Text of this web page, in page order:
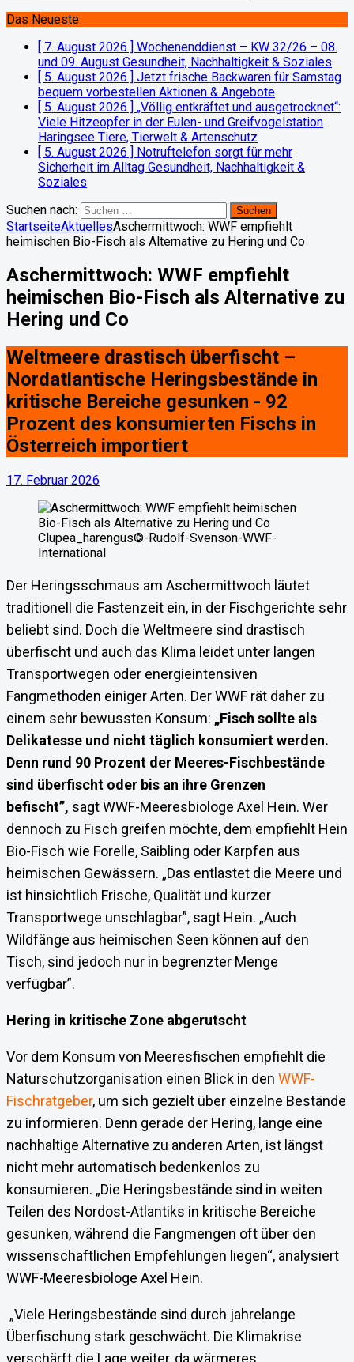
Das Neueste
[ 7. August 2026 ] Wochenenddienst – KW 32/26 – 08.
und 09. August Gesundheit, Nachhaltigkeit & Soziales
[ 5. August 2026 ] Jetzt frische Backwaren für Samstag
bequem vorbestellen Aktionen & Angebote
[ 5. August 2026 ] „Völlig entkräftet und ausgetrocknet“:
Viele Hitzeopfer in der Eulen- und Greifvogelstation
Haringsee Tiere, Tierwelt & Artenschutz
[ 5. August 2026 ] Notruftelefon sorgt für mehr
Sicherheit im Alltag Gesundheit, Nachhaltigkeit &
Soziales
Suchen nach:
StartseiteAktuellesAschermittwoch: WWF empfiehlt
heimischen Bio-Fisch als Alternative zu Hering und Co
Aschermittwoch: WWF empfiehlt
heimischen Bio-Fisch als Alternative zu
Hering und Co
Weltmeere drastisch überfischt –
Nordatlantische Heringsbestände in
kritische Bereiche gesunken - 92
Prozent des konsumierten Fischs in
Österreich importiert
17. Februar 2026
Clupea_harengus©-Rudolf-Svenson-WWF-
International
Der Heringsschmaus am Aschermittwoch läutet
traditionell die Fastenzeit ein, in der Fischgerichte sehr
beliebt sind. Doch die Weltmeere sind drastisch
überfischt und auch das Klima leidet unter langen
Transportwegen oder energieintensiven
Fangmethoden einiger Arten. Der WWF rät daher zu
einem sehr bewussten Konsum: „Fisch sollte als
Delikatesse und nicht täglich konsumiert werden.
Denn rund 90 Prozent der Meeres-Fischbestände
sind überfischt oder bis an ihre Grenzen
befischt”, sagt WWF-Meeresbiologe Axel Hein. Wer
dennoch zu Fisch greifen möchte, dem empfiehlt Hein
Bio-Fisch wie Forelle, Saibling oder Karpfen aus
heimischen Gewässern. „Das entlastet die Meere und
ist hinsichtlich Frische, Qualität und kurzer
Transportwege unschlagbar”, sagt Hein. „Auch
Wildfänge aus heimischen Seen können auf den
Tisch, sind jedoch nur in begrenzter Menge
verfügbar”.
Hering in kritische Zone abgerutscht
Vor dem Konsum von Meeresfischen empfiehlt die
Naturschutzorganisation einen Blick in den WWF-
Fischratgeber, um sich gezielt über einzelne Bestände
zu informieren. Denn gerade der Hering, lange eine
nachhaltige Alternative zu anderen Arten, ist längst
nicht mehr automatisch bedenkenlos zu
konsumieren. „Die Heringsbestände sind in weiten
Teilen des Nordost-Atlantiks in kritische Bereiche
gesunken, während die Fangmengen oft über den
wissenschaftlichen Empfehlungen liegen“, analysiert
WWF-Meeresbiologe Axel Hein.
„Viele Heringsbestände sind durch jahrelange
Überfischung stark geschwächt. Die Klimakrise
verschärft die Lage weiter, da wärmeres,